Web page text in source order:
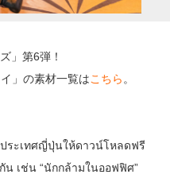
」第6弾！
」の素材一覧はこちら 。
ระเทศญี่ปุ่นให้ดาวน์โหลดฟรี
น เช่น “นักกล้ามในออฟฟิศ”